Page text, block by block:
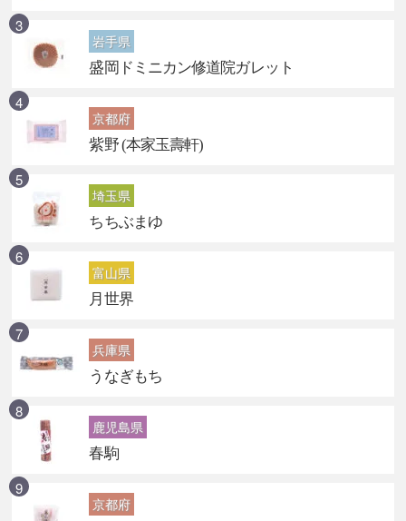
岩手県
盛岡ドミニカン修道院ガレット
京都府
紫野 (本家玉壽軒)
埼玉県
ちちぶまゆ
富山県
月世界
兵庫県
うなぎもち
鹿児島県
春駒
京都府